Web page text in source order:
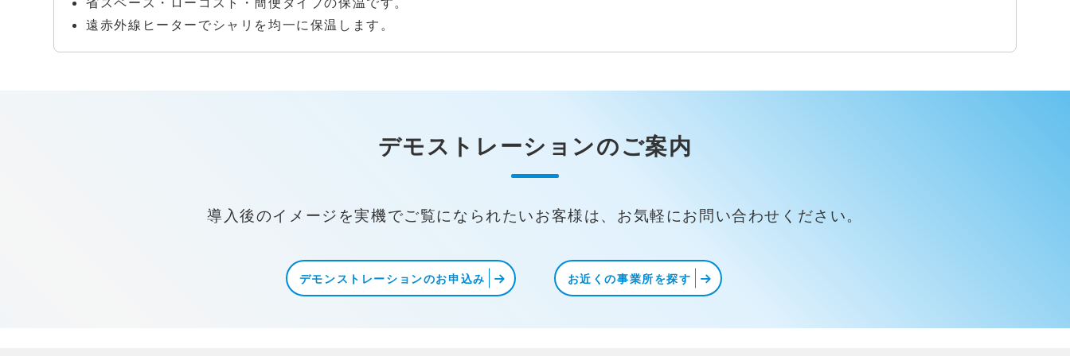
遠赤外線ヒーターでシャリを均一に保温します。
デモストレーションのご案内
導入後のイメージを実機でご覧になられたいお客様は、お気軽にお問い合わせください。
デモンストレーションのお申込み お近くの事業所を探す